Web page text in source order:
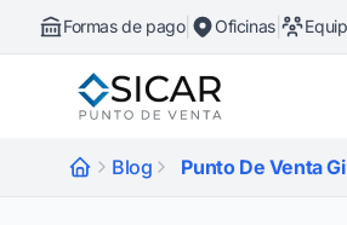
Formas de pago| Oficinas|
Blog Punto De Venta